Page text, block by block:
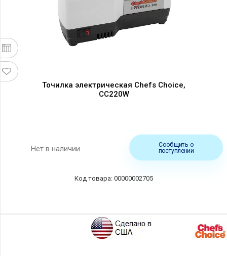
Точилка электрическая Chefs Choice,
CC220W
Нет в наличии
Сообщить о
поступлении
00000002705